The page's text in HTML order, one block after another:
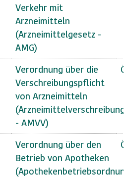
Verkehr mit
Arzneimitteln
(Arzneimittelgesetz -
AMG)
Verordnung über die
Verschreibungspflicht
von Arzneimitteln
- AMVV)
Verordnung über den
Betrieb von Apotheken